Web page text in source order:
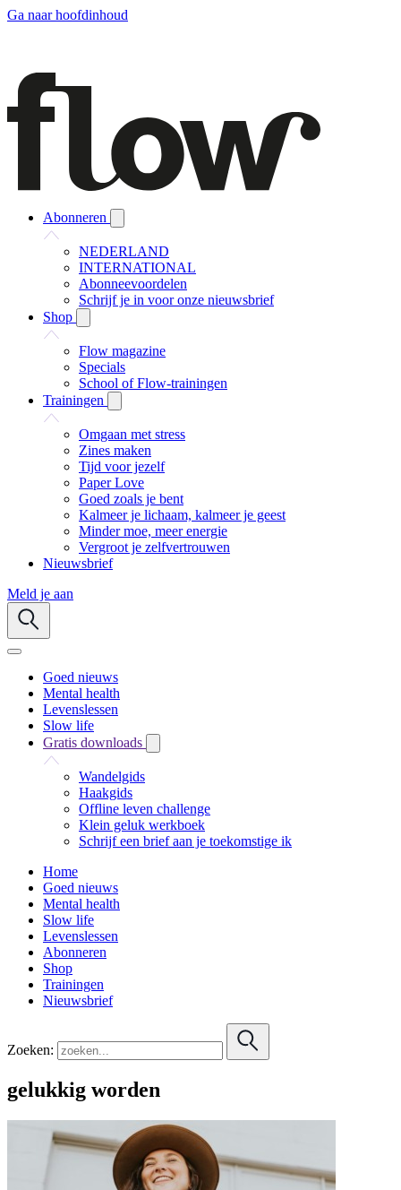
Ga naar hoofdinhoud
Abonneren
NEDERLAND
INTERNATIONAL
Abonneevoordelen
Schrijf je in voor onze nieuwsbrief
Shop
Flow magazine
Specials
School of Flow-trainingen
Trainingen
Omgaan met stress
Zines maken
Tijd voor jezelf
Paper Love
Goed zoals je bent
Kalmeer je lichaam, kalmeer je geest
Minder moe, meer energie
Vergroot je zelfvertrouwen
Nieuwsbrief
Meld je aan
Goed nieuws
Mental health
Levenslessen
Slow life
Gratis downloads
Wandelgids
Haakgids
Offline leven challenge
Klein geluk werkboek
Schrijf een brief aan je toekomstige ik
Home
Goed nieuws
Mental health
Slow life
Levenslessen
Abonneren
Shop
Trainingen
Nieuwsbrief
Zoeken:
gelukkig worden